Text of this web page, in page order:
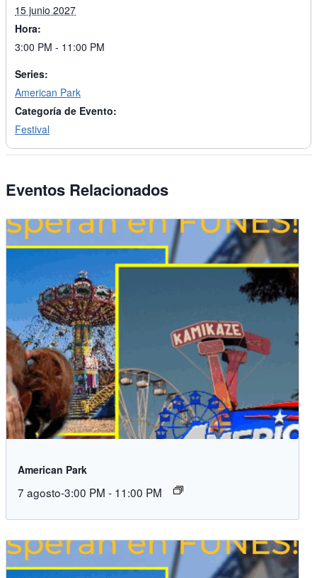
15 junio 2027
Hora:
3:00 PM - 11:00 PM
Series:
American Park
Categoría de Evento:
Festival
Eventos Relacionados
American Park
7 agosto-3:00 PM - 11:00 PM